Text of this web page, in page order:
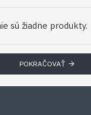
sú žiadne produkty.
POKRAČOVAŤ